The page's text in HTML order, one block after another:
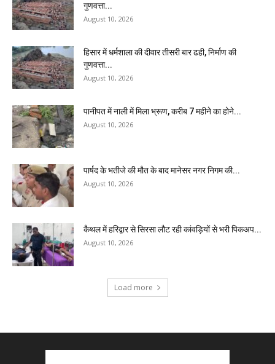
गुणवत्ता...
August 10, 2026
हिसार में धर्मशाला की दीवार तीसरी बार ढही, निर्माण की
गुणवत्ता...
August 10, 2026
पानीपत में नाली में मिला भ्रूण, करीब 7 महीने का होने...
August 10, 2026
पार्षद के भतीजे की मौत के बाद मानेसर नगर निगम की...
August 10, 2026
कैथल में हरिद्वार से सिरसा लौट रही कांवड़ियों से भरी पिकअप...
August 10, 2026
Load more